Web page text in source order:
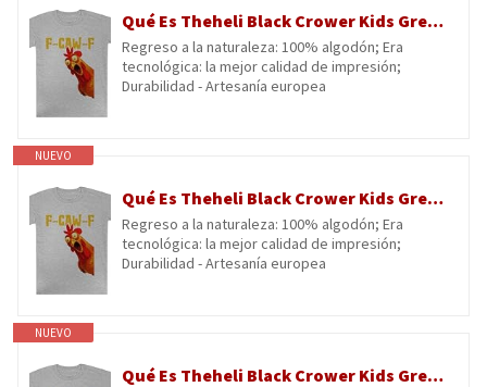
Qué Es Theheli Black Crower Kids Grey tee Camiseta De Manga Corta para Niños Kids Grey tee Children Short Sleeve T-Shirt
Regreso a la naturaleza: 100% algodón; Era
tecnológica: la mejor calidad de impresión;
Durabilidad - Artesanía europea
NUEVO
Qué Es Theheli Black Crower Kids Grey tee Camiseta De Manga Corta para Niños Kids Grey tee Children Short Sleeve T-Shirt
Regreso a la naturaleza: 100% algodón; Era
tecnológica: la mejor calidad de impresión;
Durabilidad - Artesanía europea
NUEVO
Qué Es Theheli Black Crower Kids Grey tee Camiseta De Manga Corta para Niños Kids Grey tee Children Short Sleeve T-Shirt